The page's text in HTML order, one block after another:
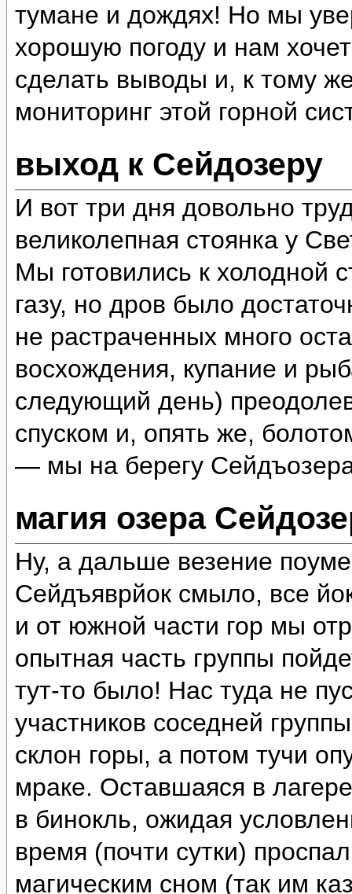
тумане и дождях! Но мы
хорошую погоду и нам
сделать выводы и, к тому
мониторинг этой горной
выход к Сейдозеру
И вот три дня довольно
великолепная стоянка у
Мы готовились к холодной
газу, но дров было
не растраченных много
восхождения, купание и
следующий день)
спуском и, опять же,
— мы на берегу
магия озера
Ну, а дальше везение
Сейдъяврйок смыло, все
и от южной части гор мы
опытная часть группы
тут-то было! Нас туда не
участников соседней
склон горы, а потом тучи
мраке. Оставшаяся в
в бинокль, ожидая
время (почти сутки)
магическим сном (так им